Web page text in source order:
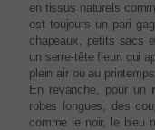
en tissus naturels
est toujours un pari
chapeaux, petits sacs
un serre-tête fleuri qui
plein air ou au
En revanche, pour un
robes longues, des
comme le noir, le bleu